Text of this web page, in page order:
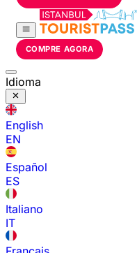
COMPRE AGORA
Idioma
English
EN
Español
ES
Italiano
IT